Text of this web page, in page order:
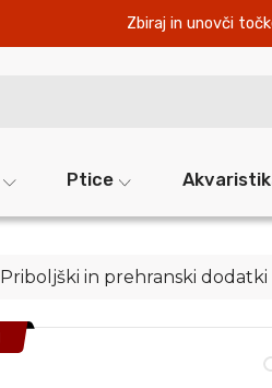
Zbiraj in unovči
Ptice
Priboljški in prehranski dodatki